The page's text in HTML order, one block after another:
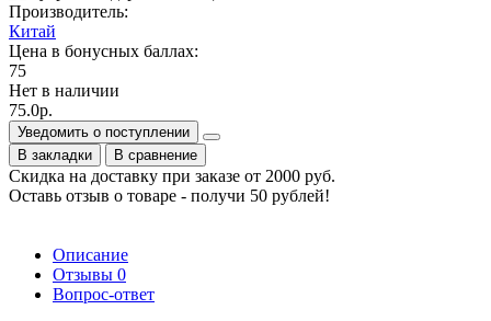
Производитель:
Китай
Цена в бонусных баллах:
75
Нет в наличии
75.0р.
Уведомить о поступлении
В закладки
В сравнение
Скидка на доставку при заказе от 2000 руб.
Оставь отзыв о товаре - получи 50 рублей!
Описание
Отзывы 0
Вопрос-ответ